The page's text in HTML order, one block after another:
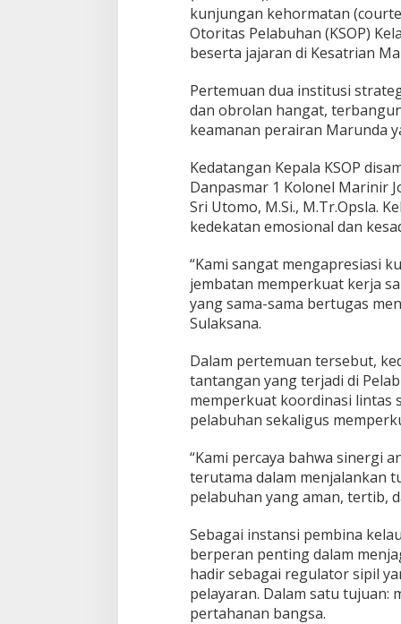
a
K
S
M
a
r
n
d
a
kunjungan kehormatan
Otoritas Pelabuhan (KSOP)
beserta jajaran di Kesatrian
Pertemuan dua institusi
dan obrolan hangat,
keamanan perairan Marunda
Kedatangan Kepala KSOP
Danpasmar 1 Kolonel Marinir
Sri Utomo, M.Si., M.Tr.Opsla.
kedekatan emosional dan
“Kami sangat mengapresiasi
jembatan memperkuat kerja
yang sama-sama bertugas
Sulaksana.
Dalam pertemuan tersebut,
tantangan yang terjadi di
memperkuat koordinasi lintas
pelabuhan sekaligus
“Kami percaya bahwa sinergi
terutama dalam menjalankan
pelabuhan yang aman, tertib,
Sebagai instansi pembina
berperan penting dalam
hadir sebagai regulator sipil
pelayaran. Dalam satu tujuan:
pertahanan bangsa.